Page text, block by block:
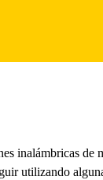
inalámbricas
utilizando